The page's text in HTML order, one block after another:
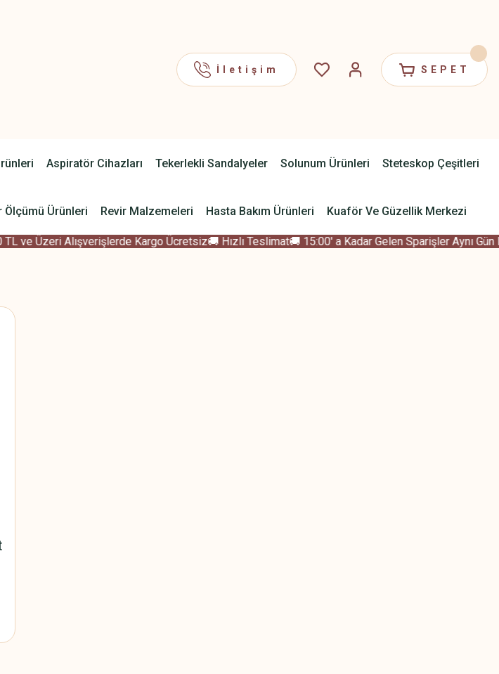
İletişim SEPET
Aspiratör Cihazları Tekerlekli Sandalyeler Solunum Ürünleri Steteskop Çeşitleri
Ölçümü Ürünleri Revir Malzemeleri Hasta Bakım Ürünleri Kuaför Ve Güzellik Merkezi
ve Üzeri Alışverişlerde Kargo Ücretsiz🚚 Hızlı Teslimat🚚 15:00' a Kadar Gelen Sparişler Aynı Gün